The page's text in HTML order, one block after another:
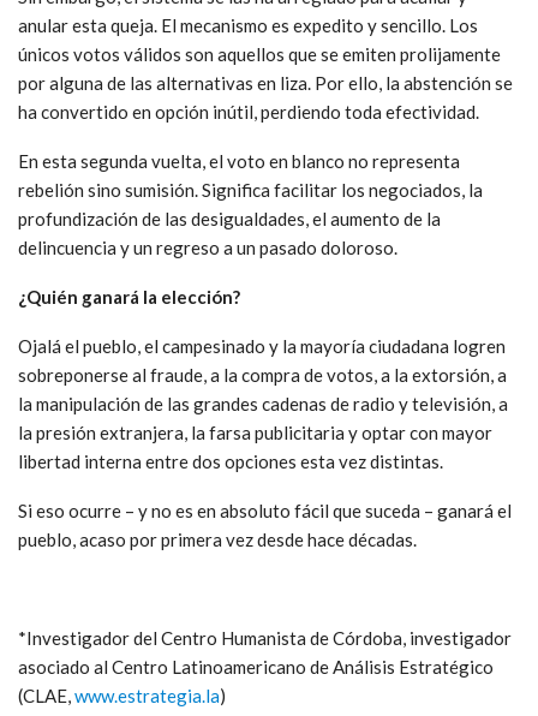
anular esta queja. El mecanismo es expedito y sencillo. Los
únicos votos válidos son aquellos que se emiten prolijamente
por alguna de las alternativas en liza. Por ello, la abstención se
ha convertido en opción inútil, perdiendo toda efectividad.
En esta segunda vuelta, el voto en blanco no representa
rebelión sino sumisión. Significa facilitar los negociados, la
profundización de las desigualdades, el aumento de la
delincuencia y un regreso a un pasado doloroso.
¿Quién ganará la elección?
Ojalá el pueblo, el campesinado y la mayoría ciudadana logren
sobreponerse al fraude, a la compra de votos, a la extorsión, a
la manipulación de las grandes cadenas de radio y televisión, a
la presión extranjera, la farsa publicitaria y optar con mayor
libertad interna entre dos opciones esta vez distintas.
Si eso ocurre – y no es en absoluto fácil que suceda – ganará el
pueblo, acaso por primera vez desde hace décadas.
*Investigador del Centro Humanista de Córdoba, investigador
asociado al Centro Latinoamericano de Análisis Estratégico
(CLAE, www.estrategia.la)